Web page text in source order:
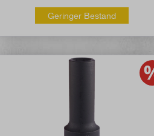
Geringer Bestand